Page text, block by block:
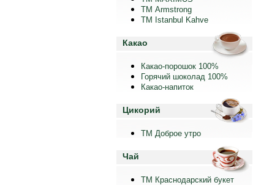
ТМ Armstrong
TM Istanbul Kahve
Какао
Какао-порошок 100%
Горячий шоколад 100%
Какао-напиток
Цикорий
ТМ Доброе утро
Чай
ТМ Краснодарский букет